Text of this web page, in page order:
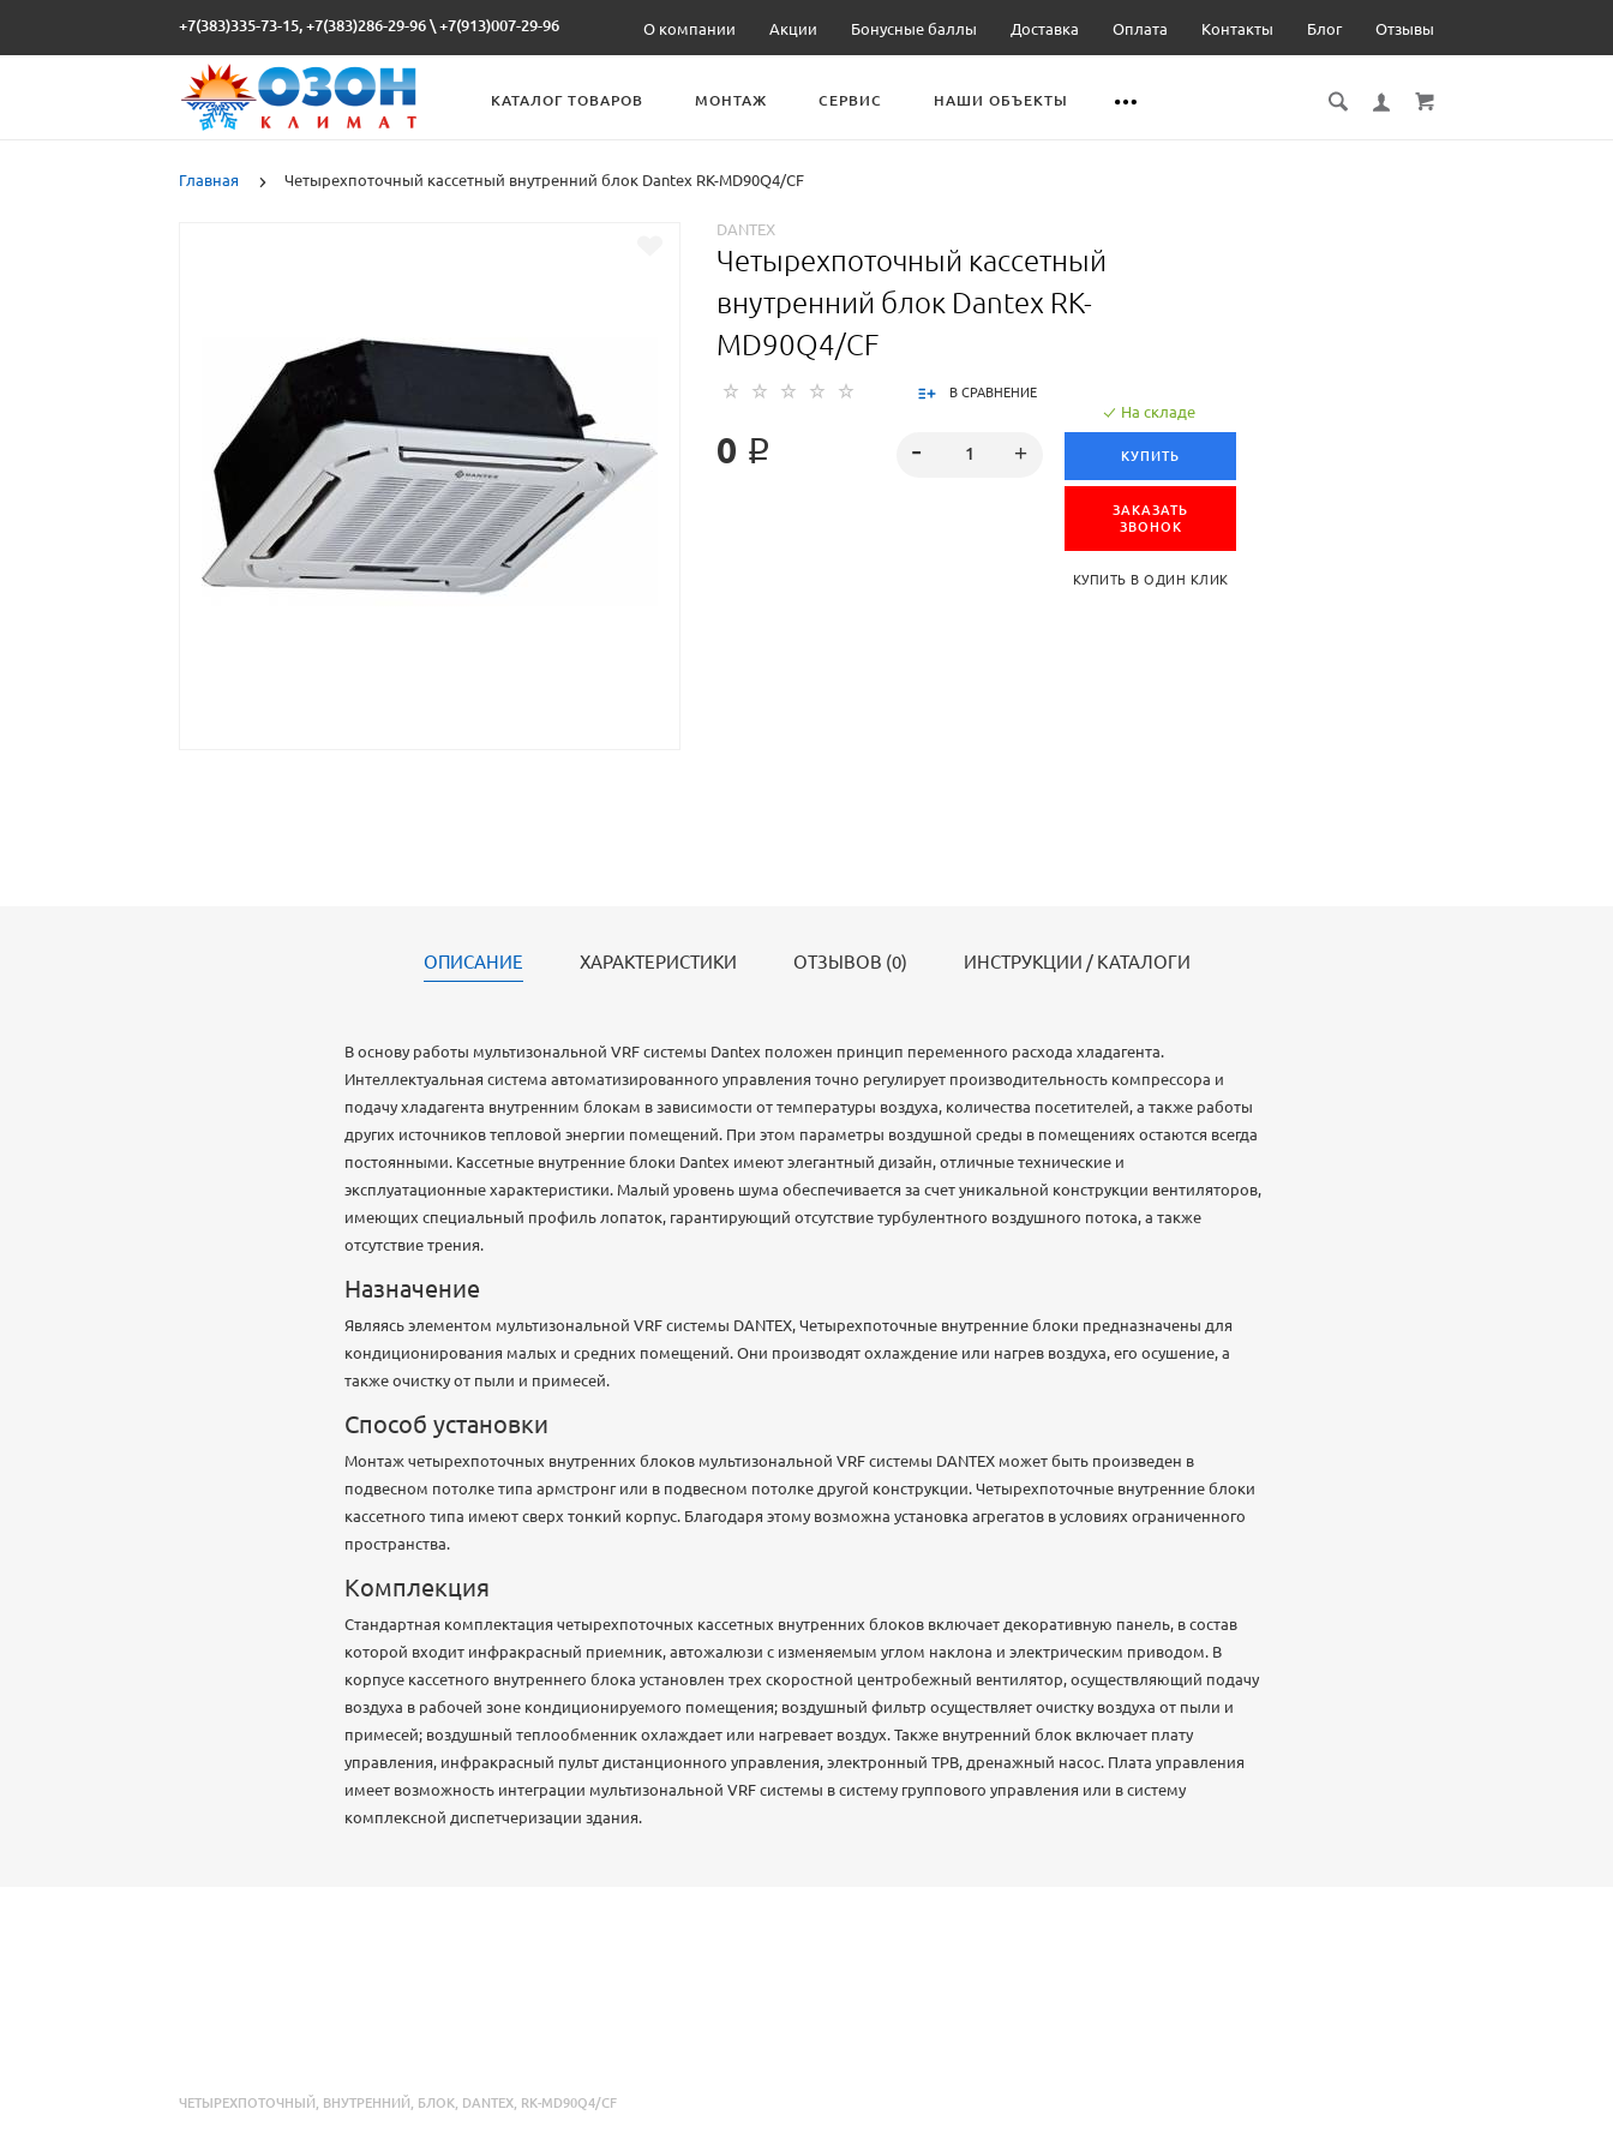
+7(383)335-73-15, +7(383)286-29-96 \+7(913)007-29-96 О компании Акции Бонусные баллы Доставка Оплата Контакты Блог Отзывы
КАТАЛОГ ТОВАРОВ МОНТАЖ СЕРВИС НАШИ ОБЪЕКТЫ
Главная Четырехпоточный кассетный внутренний блок Dantex RK-MD90Q4/CF
DANTEX
Четырехпоточный кассетный
внутренний блок Dantex RK-
MD90Q4/CF
В СРАВНЕНИЕ
0 ₽
На складе
КУПИТЬ
ЗАКАЗАТЬ
ЗВОНОК
КУПИТЬ В ОДИН КЛИК
ОПИСАНИЕ ХАРАКТЕРИСТИКИ ОТЗЫВОВ (0) ИНСТРУКЦИИ / КАТАЛОГИ
В основу работы мультизональной VRF системы Dantex положен принцип переменного расхода хладагента.
Интеллектуальная система автоматизированного управления точно регулирует производительность компрессора и
подачу хладагента внутренним блокам в зависимости от температуры воздуха, количества посетителей, а также работы
других источников тепловой энергии помещений. При этом параметры воздушной среды в помещениях остаются всегда
постоянными. Кассетные внутренние блоки Dantex имеют элегантный дизайн, отличные технические и
эксплуатационные характеристики. Малый уровень шума обеспечивается за счет уникальной конструкции вентиляторов,
имеющих специальный профиль лопаток, гарантирующий отсутствие турбулентного воздушного потока, а также
отсутствие трения.
Назначение
Являясь элементом мультизональной VRF системы DANTEX, Четырехпоточные внутренние блоки предназначены для
кондиционирования малых и средних помещений. Они производят охлаждение или нагрев воздуха, его осушение, а
также очистку от пыли и примесей.
Способ установки
Монтаж четырехпоточных внутренних блоков мультизональной VRF системы DANTEX может быть произведен в
подвесном потолке типа армстронг или в подвесном потолке другой конструкции. Четырехпоточные внутренние блоки
кассетного типа имеют сверх тонкий корпус. Благодаря этому возможна установка агрегатов в условиях ограниченного
пространства.
Комплекция
Стандартная комплектация четырехпоточных кассетных внутренних блоков включает декоративную панель, в состав
которой входит инфракрасный приемник, автожалюзи с изменяемым углом наклона и электрическим приводом. В
корпусе кассетного внутреннего блока установлен трех скоростной центробежный вентилятор, осуществляющий подачу
воздуха в рабочей зоне кондиционируемого помещения; воздушный фильтр осуществляет очистку воздуха от пыли и
примесей; воздушный теплообменник охлаждает или нагревает воздух. Также внутренний блок включает плату
управления, инфракрасный пульт дистанционного управления, электронный ТРВ, дренажный насос. Плата управления
имеет возможность интеграции мультизональной VRF системы в систему группового управления или в систему
комплексной диспетчеризации здания.
ЧЕТЫРЕХПОТОЧНЫЙ ВНУТРЕННИЙ БЛОК DANTEX RK-MD90Q4/CF